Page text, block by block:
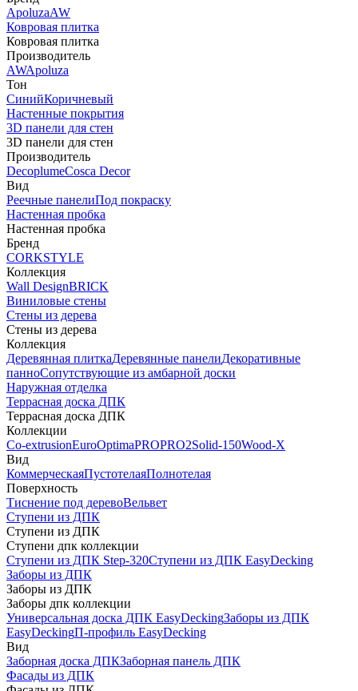
ApoluzaAW
Ковровая плитка
Ковровая плитка
Производитель
AWApoluza
Тон
СинийКоричневый
Настенные покрытия
3D панели для стен
3D панели для стен
Производитель
DecoplumeCosca Decor
Вид
Реечные панелиПод покраску
Настенная пробка
Настенная пробка
Бренд
CORKSTYLE
Коллекция
Wall DesignBRICK
Виниловые стены
Стены из дерева
Стены из дерева
Коллекция
Деревянная плиткаДеревянные панелиДекоративные
панноСопутствующие из амбарной доски
Наружная отделка
Террасная доска ДПК
Террасная доска ДПК
Коллекции
Co-extrusionEuroOptimaPROPRO2Solid-150Wood-X
Вид
КоммерческаяПустотелаяПолнотелая
Поверхность
Тиснение под деревоВельвет
Ступени из ДПК
Ступени из ДПК
Ступени дпк коллекции
Ступени из ДПК Step-320Ступени из ДПК EasyDecking
Заборы из ДПК
Заборы из ДПК
Заборы дпк коллекции
Универсальная доска ДПК EasyDeckingЗаборы из ДПК
EasyDeckingП-профиль EasyDecking
Вид
Заборная доска ДПКЗаборная панель ДПК
Фасады из ДПК